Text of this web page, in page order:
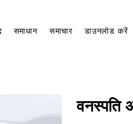
समाधान समाचार डाउनलोड करें
वनस्पति